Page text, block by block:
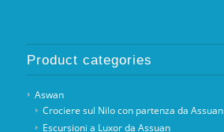
Product categories
Aswan
Crociere sul Nilo con partenza da Assuan
Escursioni a Luxor da Assuan